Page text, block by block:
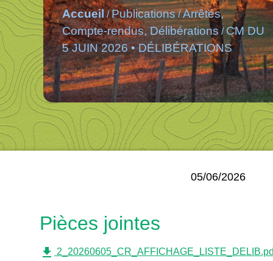
Accueil/Publications/Arrêtés,
Compte-rendus, Délibérations/ CM DU
5 JUIN 2026 • DÉLIBÉRATIONS
05/06/2026
Pièces jointes
file_download